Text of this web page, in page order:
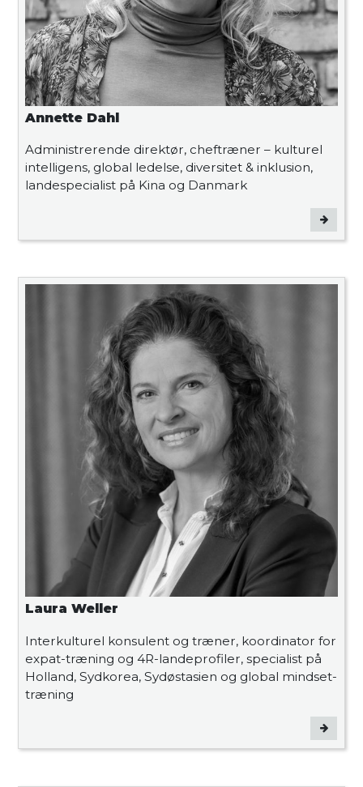
Annette Dahl
Administrerende direktør, cheftræner – kulturel
intelligens, global ledelse, diversitet & inklusion,
landespecialist på Kina og Danmark
Laura Weller
Interkulturel konsulent og træner, koordinator for
expat-træning og 4R-landeprofiler, specialist på
Holland, Sydkorea, Sydøstasien og global mindset-
træning